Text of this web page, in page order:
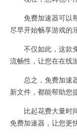
免费加速器可以帮
尽早开始畅享游戏的
不仅如此，这款免
流畅性，让您在在线
总之，免费加速器
新文件，都能帮助您
比起花费大量时间
免费加速器，让您更